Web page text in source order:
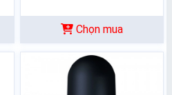
Chọn mua